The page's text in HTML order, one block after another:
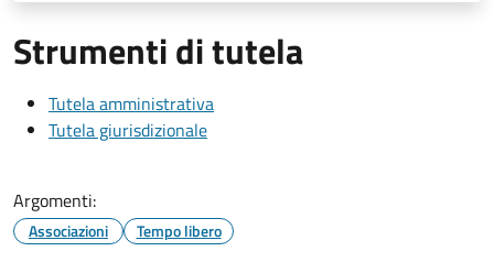
Strumenti di tutela
Tutela amministrativa
Tutela giurisdizionale
Argomenti:
Associazioni Tempo libero